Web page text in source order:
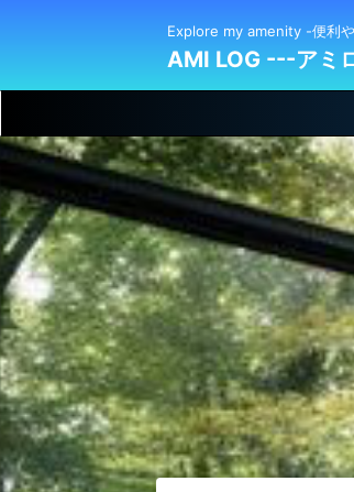
Explore my amenity -便利
AMI LOG ---アミ